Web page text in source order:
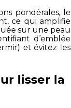
pondérales, le
ce qui amplifie
sur une peau
d’emblée
et évitez les
lisser la